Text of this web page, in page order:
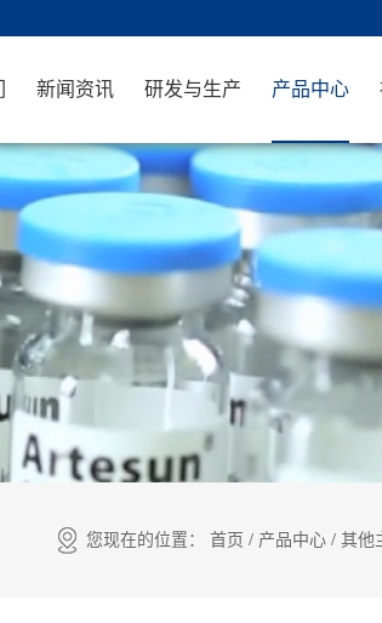
新闻资讯 研发与生产 产品中心
您现在的位置： 首页 / 产品中心 / 其他